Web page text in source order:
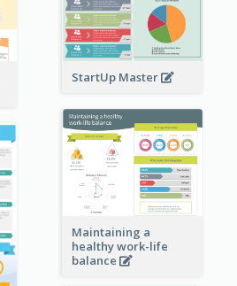
StartUp Master
Maintaining a
healthy work-life
balance